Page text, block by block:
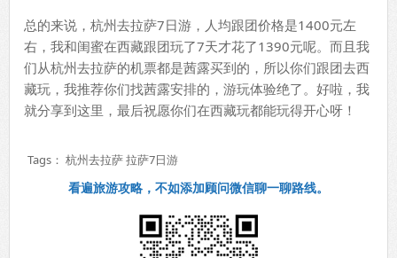
总的来说，杭州去拉萨7日游，人均跟团价格是1400元左
右，我和闺蜜在西藏跟团玩了7天才花了1390元呢。而且我
们从杭州去拉萨的机票都是茜露买到的，所以你们跟团去西
藏玩，我推荐你们找茜露安排的，游玩体验绝了。好啦，我
就分享到这里，最后祝愿你们在西藏玩都能玩得开心呀！
Tags： 杭州去拉萨拉萨7日游
看遍旅游攻略，不如添加顾问微信聊一聊路线。